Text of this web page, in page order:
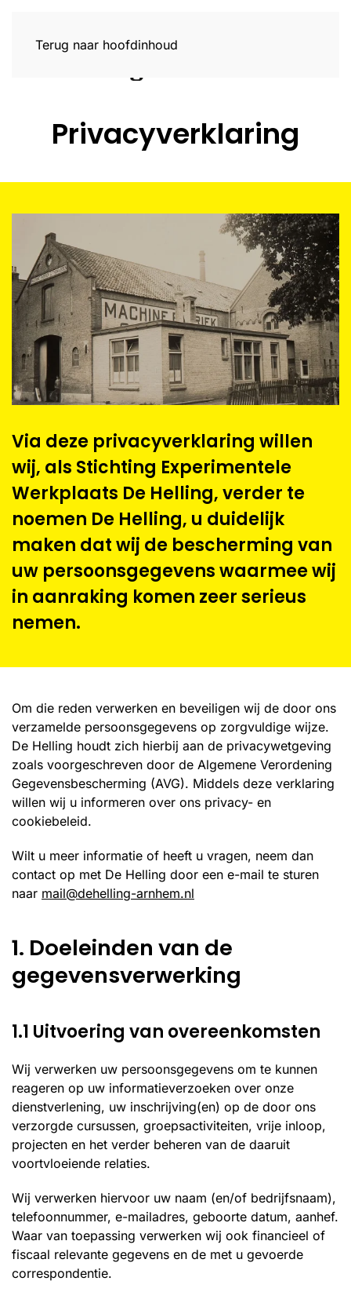
Terug naar hoofdinhoud
Privacyverklaring
Via deze privacyverklaring willen
wij, als Stichting Experimentele
Werkplaats De Helling, verder te
noemen De Helling, u duidelijk
maken dat wij de bescherming van
uw persoonsgegevens waarmee wij
in aanraking komen zeer serieus
nemen.
Om die reden verwerken en beveiligen wij de door ons
verzamelde persoonsgegevens op zorgvuldige wijze.
De Helling houdt zich hierbij aan de privacywetgeving
zoals voorgeschreven door de Algemene Verordening
Gegevensbescherming (AVG). Middels deze verklaring
willen wij u informeren over ons privacy- en
cookiebeleid.
Wilt u meer informatie of heeft u vragen, neem dan
contact op met De Helling door een e-mail te sturen
naar mail@dehelling-arnhem.nl
1. Doeleinden van de
gegevensverwerking
1.1 Uitvoering van overeenkomsten
Wij verwerken uw persoonsgegevens om te kunnen
reageren op uw informatieverzoeken over onze
dienstverlening, uw inschrijving(en) op de door ons
verzorgde cursussen, groepsactiviteiten, vrije inloop,
projecten en het verder beheren van de daaruit
voortvloeiende relaties.
Wij verwerken hiervoor uw naam (en/of bedrijfsnaam),
telefoonnummer, e-mailadres, geboorte datum, aanhef.
Waar van toepassing verwerken wij ook financieel of
fiscaal relevante gegevens en de met u gevoerde
correspondentie.